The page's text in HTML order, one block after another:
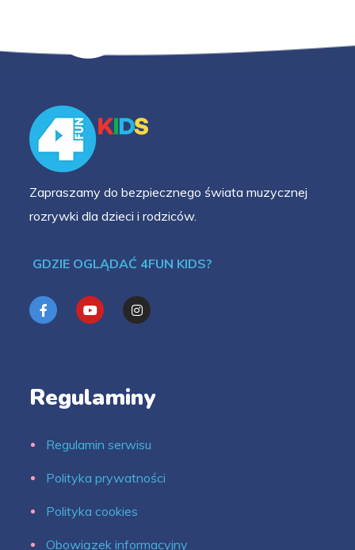
Zapraszamy do bezpiecznego świata muzycznej
rozrywki dla dzieci i rodziców.
GDZIE OGLĄDAĆ 4FUN KIDS?
Regulaminy
Regulamin serwisu
Polityka prywatności
Polityka cookies
Obowiązek informacyjny